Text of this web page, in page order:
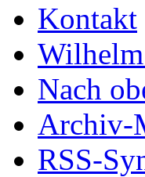
Kontakt
Nach
Archiv-
RSS-